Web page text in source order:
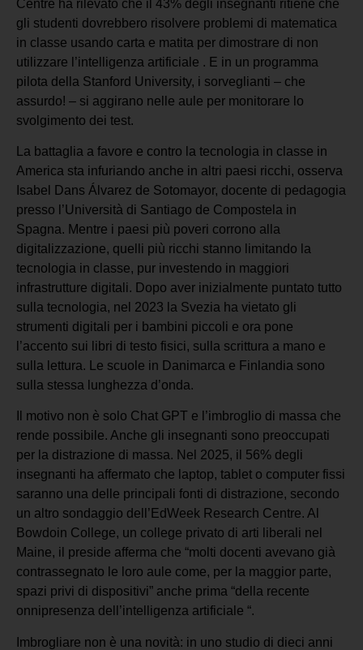
Centre ha rilevato che il 43% degli insegnanti ritiene che
gli studenti dovrebbero risolvere problemi di matematica
in classe usando carta e matita per dimostrare di non
utilizzare l’intelligenza artificiale . E in un programma
pilota della Stanford University, i sorveglianti – che
assurdo! – si aggirano nelle aule per monitorare lo
svolgimento dei test.
La battaglia a favore e contro la tecnologia in classe in
America sta infuriando anche in altri paesi ricchi, osserva
Isabel Dans Álvarez de Sotomayor, docente di pedagogia
presso l’Università di Santiago de Compostela in
Spagna. Mentre i paesi più poveri corrono alla
digitalizzazione, quelli più ricchi stanno limitando la
tecnologia in classe, pur investendo in maggiori
infrastrutture digitali. Dopo aver inizialmente puntato tutto
sulla tecnologia, nel 2023 la Svezia ha vietato gli
strumenti digitali per i bambini piccoli e ora pone
l’accento sui libri di testo fisici, sulla scrittura a mano e
sulla lettura. Le scuole in Danimarca e Finlandia sono
sulla stessa lunghezza d’onda.
Il motivo non è solo Chat GPT e l’imbroglio di massa che
rende possibile. Anche gli insegnanti sono preoccupati
per la distrazione di massa. Nel 2025, il 56% degli
insegnanti ha affermato che laptop, tablet o computer fissi
saranno una delle principali fonti di distrazione, secondo
un altro sondaggio dell’EdWeek Research Centre. Al
Bowdoin College, un college privato di arti liberali nel
Maine, il preside afferma che “molti docenti avevano già
contrassegnato le loro aule come, per la maggior parte,
spazi privi di dispositivi” anche prima “della recente
onnipresenza dell’intelligenza artificiale “.
Imbrogliare non è una novità: in uno studio di dieci anni